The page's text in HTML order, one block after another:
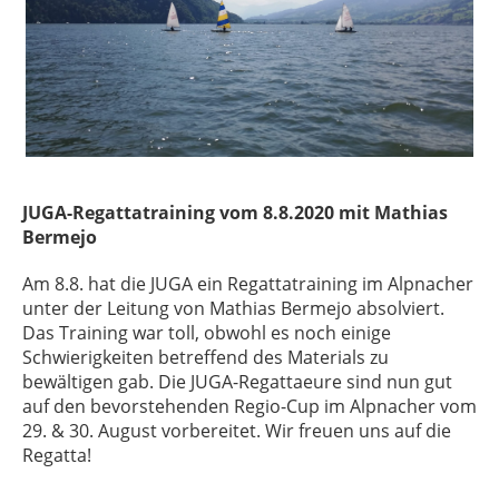
JUGA-Regattatraining vom 8.8.2020 mit Mathias
Bermejo
Am 8.8. hat die JUGA ein Regattatraining im Alpnacher
unter der Leitung von Mathias Bermejo absolviert.
Das Training war toll, obwohl es noch einige
Schwierigkeiten betreffend des Materials zu
bewältigen gab. Die JUGA-Regattaeure sind nun gut
auf den bevorstehenden Regio-Cup im Alpnacher vom
29. & 30. August vorbereitet. Wir freuen uns auf die
Regatta!